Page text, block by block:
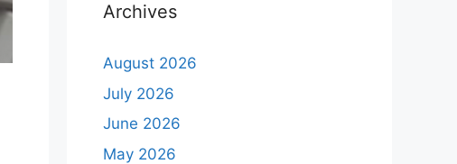
Archives
August 2026
July 2026
June 2026
May 2026